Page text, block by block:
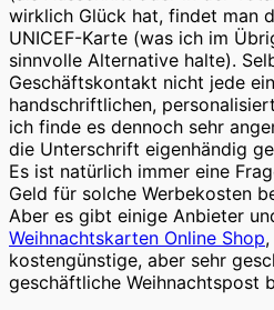
wirklich Glück hat, findet man
UNICEF-Karte (was ich im
sinnvolle Alternative halte).
Geschäftskontakt nicht jede
handschriftlichen,
ich finde es dennoch sehr
die Unterschrift eigenhändig
Es ist natürlich immer eine
Geld für solche Werbekosten
Aber es gibt einige Anbieter
Weihnachtskarten Online Shop
kostengünstige, aber sehr
geschäftliche Weihnachtspost